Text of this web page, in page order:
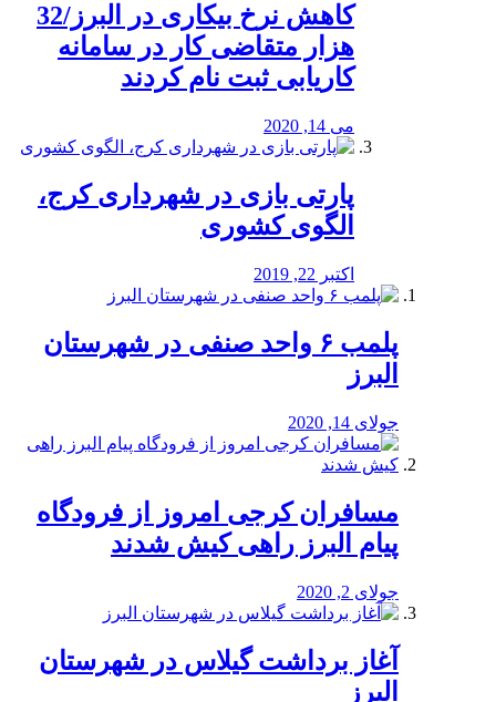
کاهش نرخ بیکاری در البرز/32
هزار متقاضی کار در سامانه
کاریابی ثبت نام کردند
می 14, 2020
پارتی بازی در شهرداری کرج،
الگوی کشوری
اکتبر 22, 2019
پلمب ۶ واحد صنفی در شهرستان
البرز
جولای 14, 2020
مسافران کرجی امروز از فرودگاه
پیام البرز راهی کیش شدند
جولای 2, 2020
آغاز برداشت گیلاس در شهرستان
البرز